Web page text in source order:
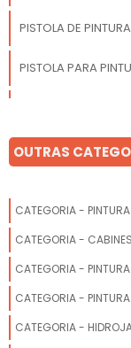
PISTOLA DE
PISTOLA PARA
OUTRAS
CATEGORIA -
CATEGORIA -
CATEGORIA -
CATEGORIA -
CATEGORIA -